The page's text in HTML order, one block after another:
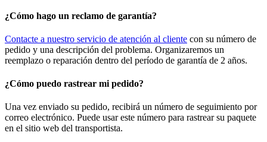
¿Cómo hago un reclamo de garantía?
Contacte a nuestro servicio de atención al cliente con su número de
pedido y una descripción del problema. Organizaremos un
reemplazo o reparación dentro del período de garantía de 2 años.
¿Cómo puedo rastrear mi pedido?
Una vez enviado su pedido, recibirá un número de seguimiento por
correo electrónico. Puede usar este número para rastrear su paquete
en el sitio web del transportista.